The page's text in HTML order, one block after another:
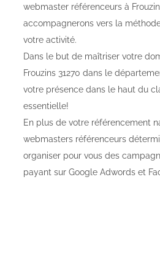
webmaster référenceurs à
accompagnerons vers la
votre activité.
Dans le but de maîtriser votre
Frouzins 31270 dans le
votre présence dans le haut du
essentielle!
En plus de votre référencement
webmasters référenceurs
organiser pour vous des
payant sur Google Adwords et